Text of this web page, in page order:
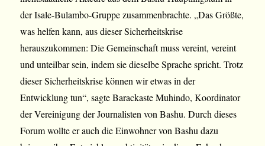
der Isale-Bulambo-Gruppe zusammenbrachte. „Das Größte,
was helfen kann, aus dieser Sicherheitskrise
herauszukommen: Die Gemeinschaft muss vereint, vereint
und unteilbar sein, indem sie dieselbe Sprache spricht. Trotz
dieser Sicherheitskrise können wir etwas in der
Entwicklung tun“, sagte Barackaste Muhindo, Koordinator
der Vereinigung der Journalisten von Bashu. Durch dieses
Forum wollte er auch die Einwohner von Bashu dazu